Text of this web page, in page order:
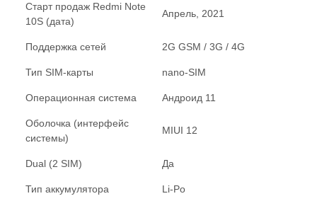
Старт продаж Redmi Note
10S (дата)
Апрель, 2021
Поддержка сетей 2G GSM / 3G / 4G
Тип SIM-карты nano-SIM
Операционная система Андроид 11
Оболочка (интерфейс
системы)
MIUI 12
Dual (2 SIM) Да
Тип аккумулятора Li-Po